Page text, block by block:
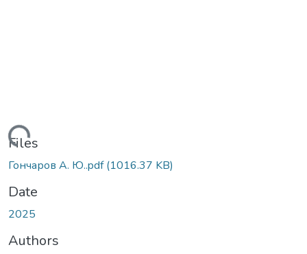
Files
Гончаров А. Ю..pdf(1016.37 KB)
Date
2025
Authors